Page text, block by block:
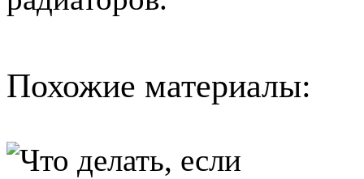
Похожие материалы: